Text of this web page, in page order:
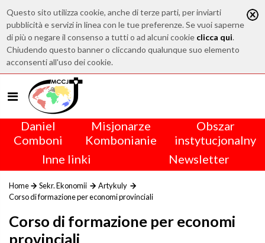
Questo sito utilizza cookie, anche di terze parti, per inviarti
pubblicità e servizi in linea con le tue preferenze. Se vuoi saperne
di più o negare il consenso a tutti o ad alcuni cookie clicca qui.
Chiudendo questo banner o cliccando qualunque suo elemento
acconsenti all'uso dei cookie.
Daniel
Comboni
Misjonarze
Kombonianie
Obszar
instytucjonalny
Inne linki
Newsletter
Home Sekr. Ekonomii
Artykuly
Corso di formazione per economi provinciali
Corso di formazione per economi
provinciali